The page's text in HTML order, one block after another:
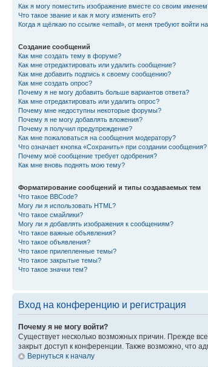
Как я могу поместить изображение вместе со своим
Что такое звание и как я могу изменить его?
Когда я щёлкаю по ссылке «email», от меня требуют войти
Создание сообщений
Как мне создать тему в форуме?
Как мне отредактировать или удалить сообщение?
Как мне добавить подпись к своему сообщению?
Как мне создать опрос?
Почему я не могу добавить больше вариантов ответа?
Как мне отредактировать или удалить опрос?
Почему мне недоступны некоторые форумы?
Почему я не могу добавлять вложения?
Почему я получил предупреждение?
Как мне пожаловаться на сообщения модератору?
Что означает кнопка «Сохранить» при создании сообщения?
Почему моё сообщение требует одобрения?
Как мне вновь поднять мою тему?
Форматирование сообщений и типы создаваемых тем
Что такое BBCode?
Могу ли я использовать HTML?
Что такое смайлики?
Могу ли я добавлять изображения к сообщениям?
Что такое важные объявления?
Что такое объявления?
Что такое прилепленные темы?
Что такое закрытые темы?
Что такое значки тем?
Вход на конференцию и регистрация
Почему я не могу войти?
Существует несколько возможных причин. Прежде
закрыт доступ к конференции. Также возможно, что
Вернуться к началу